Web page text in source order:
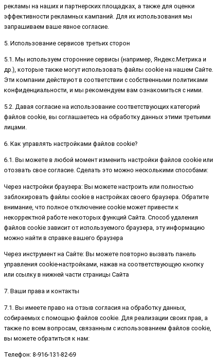
рекламы на наших и партнерских площадках, а также для оценки
эффективности рекламных кампаний. Для их использования мы
запрашиваем ваше явное согласие.
5. Использование сервисов третьих сторон
5.1. Мы используем сторонние сервисы (например, Яндекс.Метрика и
др.), которые также могут использовать файлы cookie на нашем Сайте.
Эти компании действуют в соответствии с собственными политиками
конфиденциальности, и мы рекомендуем вам ознакомиться с ними.
5.2. Давая согласие на использование соответствующих категорий
файлов cookie, вы соглашаетесь на обработку данных этими третьими
лицами.
6. Как управлять настройками файлов cookie?
6.1. Вы можете в любой момент изменить настройки файлов cookie или
отозвать свое согласие. Сделать это можно несколькими способами:
Через настройки браузера: Вы можете настроить или полностью
заблокировать файлы cookie в настройках своего браузера. Обратите
внимание, что полное отключение cookie может привести к
некорректной работе некоторых функций Сайта. Способ удаления
файлов cookie зависит от используемого браузера, эту информацию
можно найти в справке вашего браузера
Через инструмент на Сайте: Вы можете повторно вызвать панель
управления cookie-настройками, нажав на соответствующую кнопку
или ссылку в нижней части страницы Сайта
7. Ваши права и контакты
7.1. Вы имеете право на отзыв согласия на обработку данных,
собираемых с помощью файлов cookie. Для реализации своих прав, а
также по всем вопросам, связанным с использованием файлов cookie,
вы можете обратиться к нам:
Телефон: 8-916-131-82-69